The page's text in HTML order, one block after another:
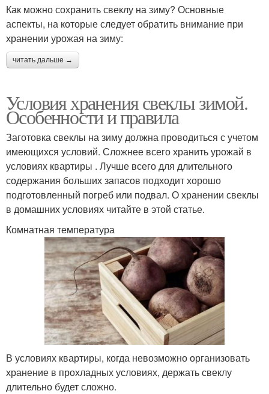
Как можно сохранить свеклу на зиму? Основные
аспекты, на которые следует обратить внимание при
хранении урожая на зиму:
читать дальше →
Условия хранения свеклы зимой.
Особенности и правила
Заготовка свеклы на зиму должна проводиться с учетом
имеющихся условий. Сложнее всего хранить урожай в
условиях квартиры . Лучше всего для длительного
содержания больших запасов подходит хорошо
подготовленный погреб или подвал. О хранении свеклы
в домашних условиях читайте в этой статье.
Комнатная температура
В условиях квартиры, когда невозможно организовать
хранение в прохладных условиях, держать свеклу
длительно будет сложно.